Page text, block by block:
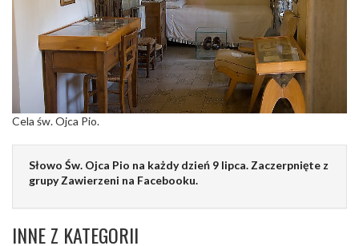
Cela św. Ojca Pio.
Słowo Św. Ojca Pio na każdy dzień 9 lipca. Zaczerpnięte z
grupy Zawierzeni na Facebooku.
INNE Z KATEGORII